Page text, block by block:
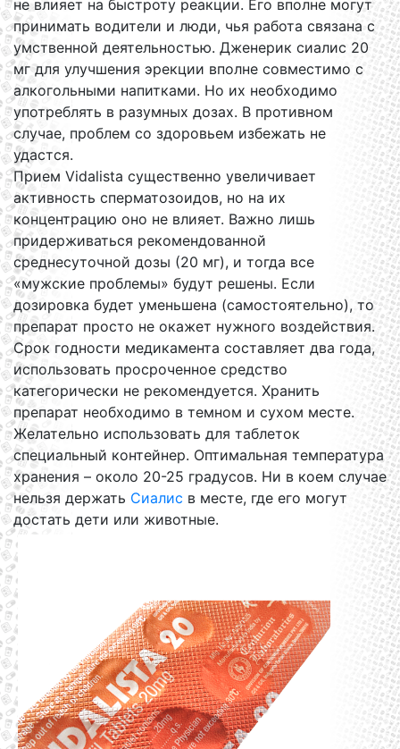
не влияет на быстроту реакции. Его вполне могут
принимать водители и люди, чья работа связана с
умственной деятельностью. Дженерик сиалис 20
мг для улучшения эрекции вполне совместимо с
алкогольными напитками. Но их необходимо
употреблять в разумных дозах. В противном
случае, проблем со здоровьем избежать не
удастся.
Прием Vidalista существенно увеличивает
активность сперматозоидов, но на их
концентрацию оно не влияет. Важно лишь
придерживаться рекомендованной
среднесуточной дозы (20 мг), и тогда все
«мужские проблемы» будут решены. Если
дозировка будет уменьшена (самостоятельно), то
препарат просто не окажет нужного воздействия.
Срок годности медикамента составляет два года,
использовать просроченное средство
категорически не рекомендуется. Хранить
препарат необходимо в темном и сухом месте.
Желательно использовать для таблеток
специальный контейнер. Оптимальная температура
хранения – около 20-25 градусов. Ни в коем случае
нельзя держать Сиалис в месте, где его могут
достать дети или животные.